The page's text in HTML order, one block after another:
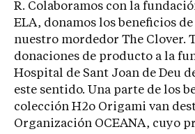
R. Colaboramos con la
ELA, donamos los beneficios
nuestro mordedor The Clover.
donaciones de producto a la
Hospital de Sant Joan de Deu
este sentido. Una parte de los
colección H2o Origami van
Organización OCEANA, cuyo